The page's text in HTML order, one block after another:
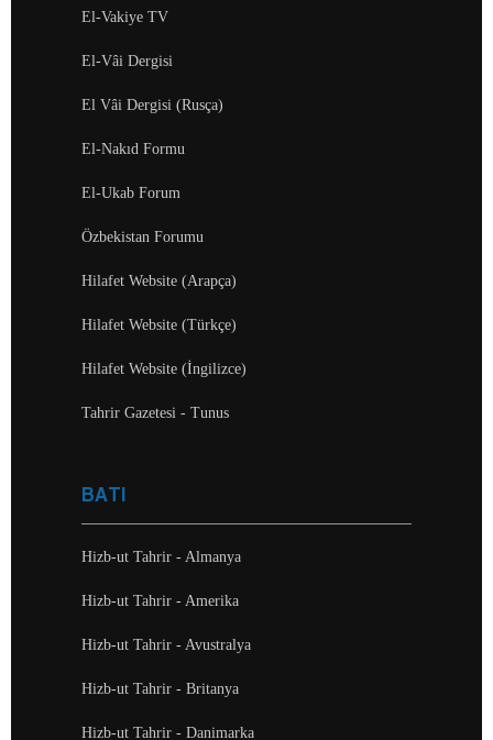
El-Vakiye TV
El-Vâi Dergisi
El Vâi Dergisi (Rusça)
El-Nakıd Formu
El-Ukab Forum
Özbekistan Forumu
Hilafet Website (Arapça)
Hilafet Website (Türkçe)
Hilafet Website (İngilizce)
Tahrir Gazetesi - Tunus
BATI
Hizb-ut Tahrir - Almanya
Hizb-ut Tahrir - Amerika
Hizb-ut Tahrir - Avustralya
Hizb-ut Tahrir - Britanya
Hizb-ut Tahrir - Danimarka